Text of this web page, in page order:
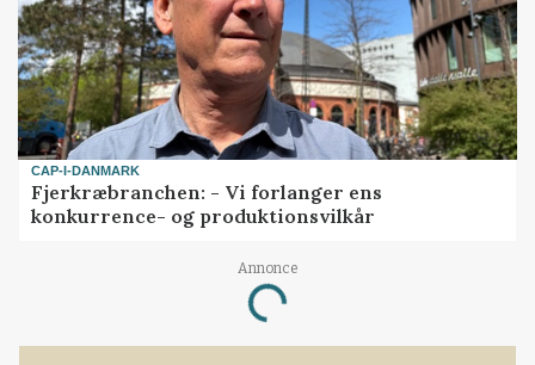
CAP-I-DANMARK
Fjerkræbranchen: - Vi forlanger ens
konkurrence- og produktionsvilkår
Annonce
Loading...